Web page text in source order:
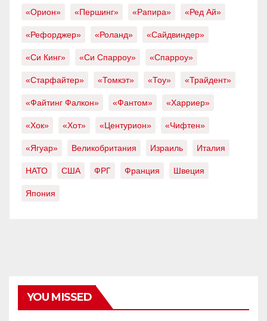
«Орион» «Першинг» «Рапира» «Ред Ай»
«Рефорджер» «Роланд» «Сайдвиндер»
«Си Кинг» «Си Спарроу» «Спарроу»
«Старфайтер» «Томкэт» «Тоу» «Трайдент»
«Файтинг Фалкон» «Фантом» «Харриер»
«Хок» «Хот» «Центурион» «Чифтен»
«Ягуар» Великобритания Израиль Италия
НАТО США ФРГ Франция Швеция
Япония
YOU MISSED